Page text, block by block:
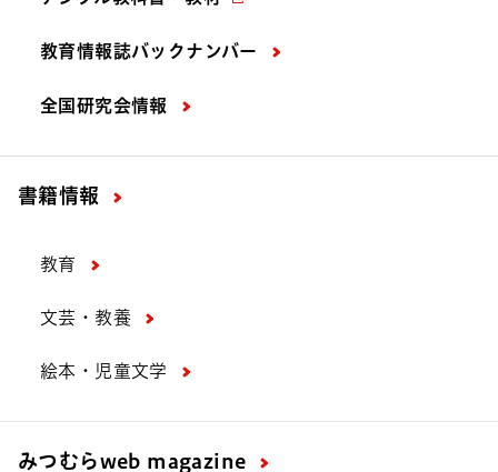
教育情報誌バックナンバー
全国研究会情報
書籍情報
教育
文芸・教養
絵本・児童文学
みつむらweb magazine